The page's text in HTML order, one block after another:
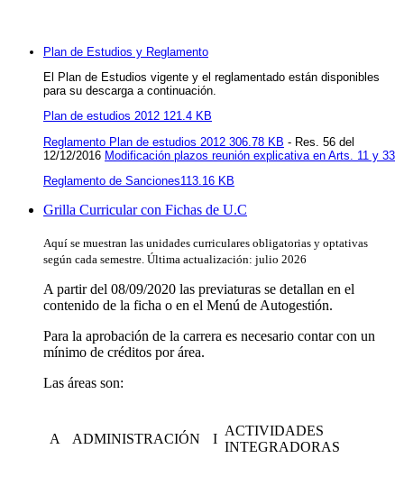
Plan de Estudios y Reglamento
El Plan de Estudios vigente y el reglamentado están disponibles
para su descarga a continuación.
Plan de estudios 2012 121.4 KB
Reglamento Plan de estudios 2012 306.78 KB - Res. 56 del
12/12/2016 Modificación plazos reunión explicativa en Arts. 11 y 33
Reglamento de Sanciones113.16 KB
Grilla Curricular con Fichas de U.C
Aquí se muestran las unidades curriculares obligatorias y optativas
según cada semestre. Última actualización: julio 2026
A partir del 08/09/2020 las previaturas se detallan en el
contenido de la ficha o en el Menú de Autogestión.
Para la aprobación de la carrera es necesario contar con un
mínimo de créditos por área.
Las áreas son:
A ADMINISTRACIÓN I
ACTIVIDADES
INTEGRADORAS